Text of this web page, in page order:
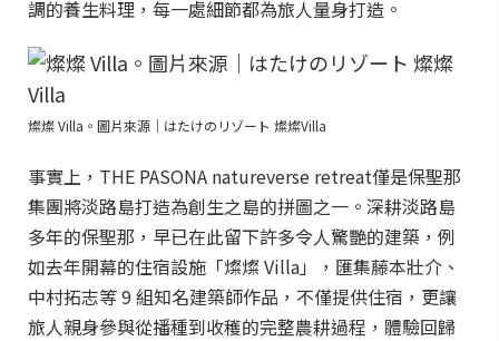
調的養生料理，每一處細節都為旅人量身打造。
燦燦 Villa。圖片來源｜はたけのリゾート 燦燦Villa
事實上，THE PASONA natureverse retreat僅是保聖那
集團將淡路島打造為創生之島的拼圖之一。深耕淡路島
多年的保聖那，早已在此留下許多令人驚艷的建築，例
如去年開幕的住宿設施「燦燦 Villa」，匯集藤本壯介、
中村拓志等 9 組知名建築師作品，不僅提供住宿，更讓
旅人親身參與從播種到收穫的完整農耕過程，體驗回歸